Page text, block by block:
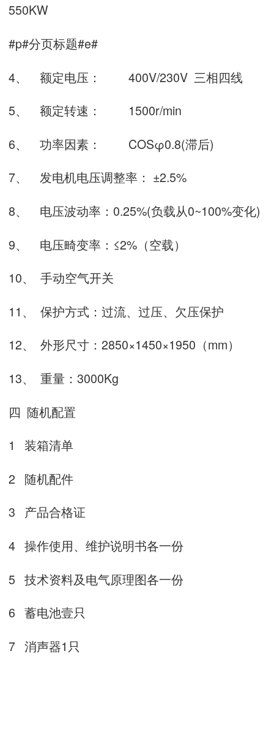
550KW
#p#分页标题#e#
4、
额定电压： 400V/230V 三相四线
5、
额定转速：
1500r/min
6、
功率因素： COSφ0.8(滞后)
7、
发电机电压调整率： ±2.5%
8、
电压波动率： 0.25%(负载从0~100%变化)
9、
电压畸变率：≤2% （空载）
10、
手动空气开关
11、
保护方式：过流、过压、欠压保护
12、
外形尺寸： 2850×1450×1950 （mm）
13、
重量： 3000Kg
四 随机配置
1
装箱清单
2 随机配件
3 产品合格证
4 操作使用、维护说明书各一份
5 技术资料及电气原理图各一份
6 蓄电池壹只
7 消声器1 只